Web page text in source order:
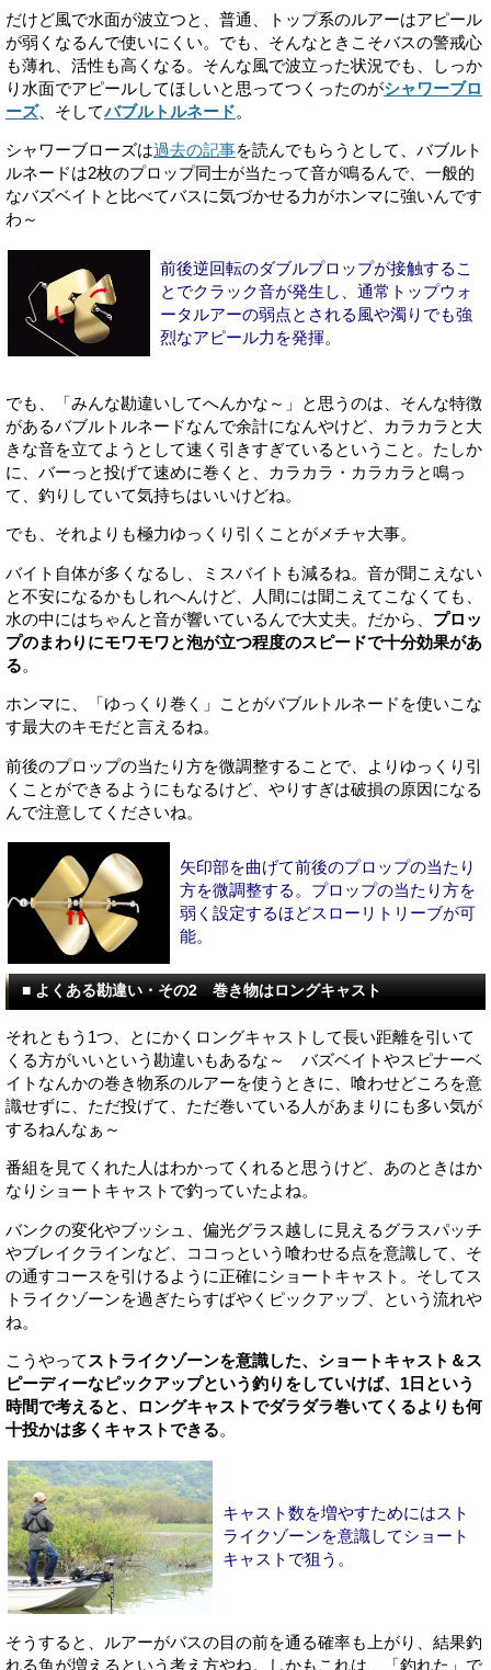
だけど風で水面が波立つと、普通、トップ系のルアーはアピール
が弱くなるんで使いにくい。でも、そんなときこそバスの警戒心
も薄れ、活性も高くなる。そんな風で波立った状況でも、しっか
り水面でアピールしてほしいと思ってつくったのがシャワーブロ
ーズ、そしてバブルトルネード。
シャワーブローズは過去の記事を読んでもらうとして、バブルト
ルネードは2枚のプロップ同士が当たって音が鳴るんで、一般的
なバズベイトと比べてバスに気づかせる力がホンマに強いんです
わ～
前後逆回転のダブルプロップが接触するこ
とでクラック音が発生し、通常トップウォ
ータルアーの弱点とされる風や濁りでも強
烈なアピール力を発揮。
でも、「みんな勘違いしてへんかな～」と思うのは、そんな特徴
があるバブルトルネードなんで余計になんやけど、カラカラと大
きな音を立てようとして速く引きすぎているということ。たしか
に、バーっと投げて速めに巻くと、カラカラ・カラカラと鳴っ
て、釣りしていて気持ちはいいけどね。
でも、それよりも極力ゆっくり引くことがメチャ大事。
バイト自体が多くなるし、ミスバイトも減るね。音が聞こえない
と不安になるかもしれへんけど、人間には聞こえてこなくても、
水の中にはちゃんと音が響いているんで大丈夫。だから、 プロッ
プのまわりにモワモワと泡が立つ程度のスピードで十分効果があ
る。
ホンマに、「ゆっくり巻く」ことがバブルトルネードを使いこな
す最大のキモだと言えるね。
前後のプロップの当たり方を微調整することで、よりゆっくり引
くことができるようにもなるけど、やりすぎは破損の原因になる
んで注意してくださいね。
矢印部を曲げて前後のプロップの当たり
方を微調整する。プロップの当たり方を
弱く設定するほどスローリトリーブが可
能。
■ よくある勘違い・その2 巻き物はロングキャスト
それともう1つ、とにかくロングキャストして長い距離を引いて
くる方がいいという勘違いもあるな～ バズベイトやスピナーベ
イトなんかの巻き物系のルアーを使うときに、喰わせどころを意
識せずに、ただ投げて、ただ巻いている人があまりにも多い気が
するねんなぁ～
番組を見てくれた人はわかってくれると思うけど、あのときはか
なりショートキャストで釣っていたよね。
バンクの変化やブッシュ、偏光グラス越しに見えるグラスパッチ
やブレイクラインなど、ココっという喰わせる点を意識して、そ
の通すコースを引けるように正確にショートキャスト。そしてス
トライクゾーンを過ぎたらすばやくピックアップ、という流れや
ね。
こうやって ストライクゾーンを意識した、ショートキャスト＆ス
ピーディーなピックアップという釣りをしていけば、1日という
時間で考えると、ロングキャストでダラダラ巻いてくるよりも何
十投かは多くキャストできる。
キャスト数を増やすためにはスト
ライクゾーンを意識してショート
キャストで狙う。
そうすると、ルアーがバスの目の前を通る確率も上がり、結果釣
れる魚が増えるという考え方やね。しかもこれは、「釣れた」で